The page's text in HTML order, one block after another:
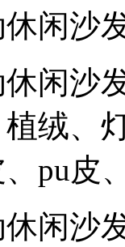
沙发
沙发
绒、
pu皮
沙发